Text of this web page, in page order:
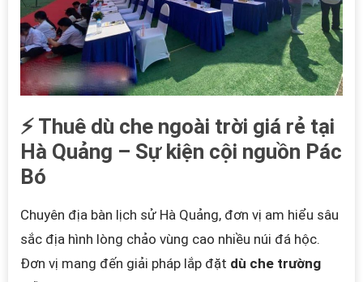
⚡ Thuê dù che ngoài trời giá rẻ tại
Hà Quảng – Sự kiện cội nguồn Pác
Bó
Chuyên địa bàn lịch sử Hà Quảng, đơn vị am hiểu sâu
sắc địa hình lòng chảo vùng cao nhiều núi đá hộc.
Đơn vị mang đến giải pháp lắp đặt dù che trường